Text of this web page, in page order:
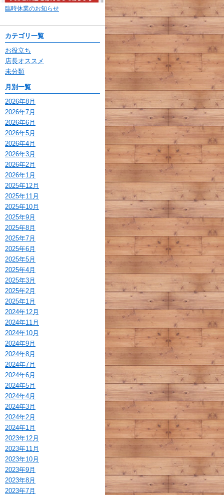
臨時休業のお知らせ
カテゴリ一覧
お役立ち
店長オススメ
未分類
月別一覧
2026年8月
2026年7月
2026年6月
2026年5月
2026年4月
2026年3月
2026年2月
2026年1月
2025年12月
2025年11月
2025年10月
2025年9月
2025年8月
2025年7月
2025年6月
2025年5月
2025年4月
2025年3月
2025年2月
2025年1月
2024年12月
2024年11月
2024年10月
2024年9月
2024年8月
2024年7月
2024年6月
2024年5月
2024年4月
2024年3月
2024年2月
2024年1月
2023年12月
2023年11月
2023年10月
2023年9月
2023年8月
2023年7月